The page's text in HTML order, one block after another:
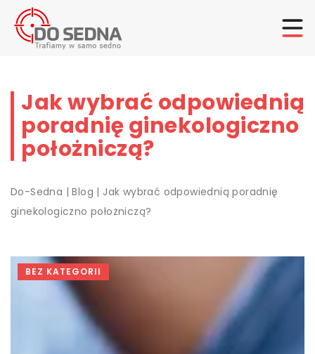
Jak wybrać odpowiednią
poradnię ginekologiczno
położniczą?
Do-Sedna |Blog | Jak wybrać odpowiednią poradnię
ginekologiczno położniczą?
BEZ KATEGORII